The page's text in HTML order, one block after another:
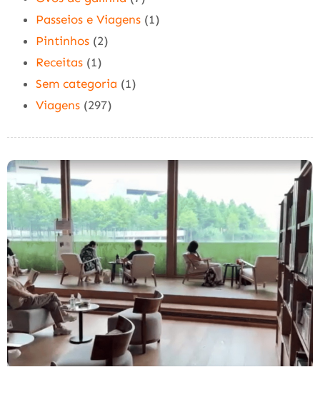
Passeios e Viagens (1)
Pintinhos (2)
Receitas (1)
Sem categoria (1)
Viagens (297)